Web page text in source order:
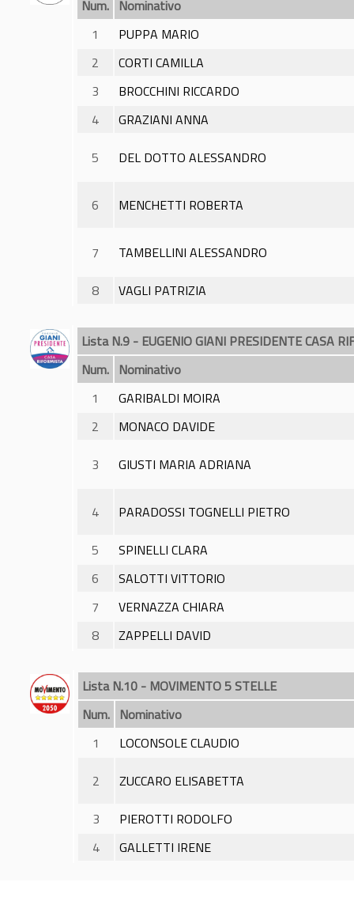
Num. Nominativo
1
PUPPA MARIO
2
CORTI CAMILLA
3
BROCCHINI RICCARDO
4
GRAZIANI ANNA
5
DEL DOTTO ALESSANDRO
6 MENCHETTI ROBERTA
7
TAMBELLINI ALESSANDRO
8
VAGLI PATRIZIA
Lista N.9 - EUGENIO GIANI PRESIDENTE CASA
Num. Nominativo
1
GARIBALDI MOIRA
2
MONACO DAVIDE
3
GIUSTI MARIA ADRIANA
4
PARADOSSI TOGNELLI PIETRO
5
SPINELLI CLARA
6
SALOTTI VITTORIO
7
VERNAZZA CHIARA
8
ZAPPELLI DAVID
Lista N.10 - MOVIMENTO 5 STELLE
Num. Nominativo
1
LOCONSOLE CLAUDIO
2
ZUCCARO ELISABETTA
3
PIEROTTI RODOLFO
4
GALLETTI IRENE